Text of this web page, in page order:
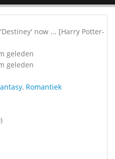
now ... [Harry Potter-
geleden
geleden
, Romantiek
)